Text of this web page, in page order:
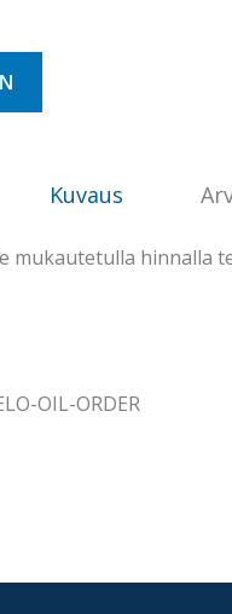
Kuvaus
mukautetulla hinnalla
OIL-ORDER